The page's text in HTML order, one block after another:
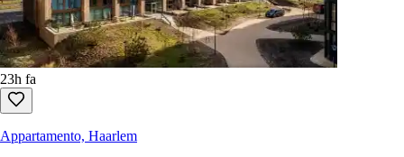
23h fa
Appartamento, Haarlem